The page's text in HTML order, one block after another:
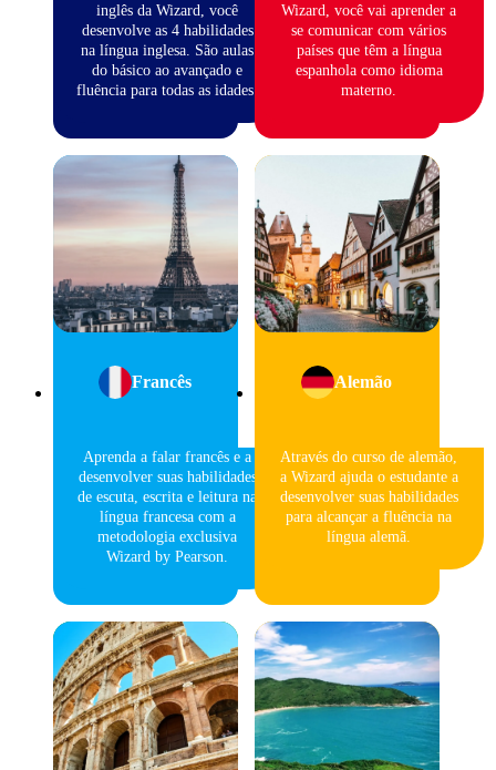
inglês da Wizard, você
desenvolve as 4 habilidades
na língua inglesa. São aulas
do básico ao avançado e
fluência para todas as idades.
Wizard, você vai aprender a
se comunicar com vários
países que têm a língua
espanhola como idioma
materno.
Francês
Aprenda a falar francês e a
desenvolver suas habilidades
de escuta, escrita e leitura na
língua francesa com a
metodologia exclusiva
Wizard by Pearson.
Alemão
Através do curso de alemão,
a Wizard ajuda o estudante a
desenvolver suas habilidades
para alcançar a fluência na
língua alemã.